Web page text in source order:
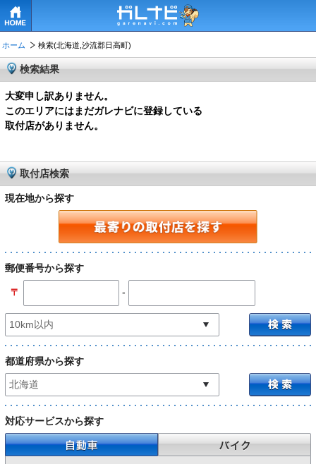
ホーム 検索(北海道,沙流郡日高町)
検索結果
大変申し訳ありません。
このエリアにはまだガレナビに登録している
取付店がありません。
取付店検索
現在地から探す
郵便番号から探す
〒 -
都道府県から探す
対応サービスから探す
自動車